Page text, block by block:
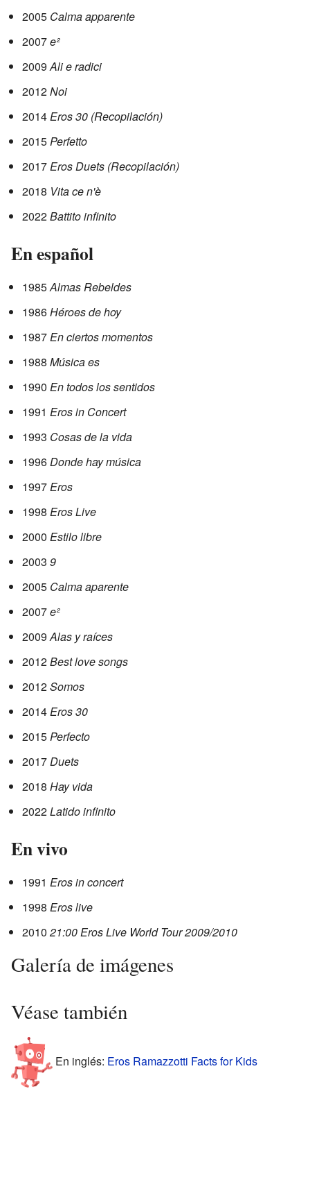
2005 Calma apparente
2007e²
2009 Ali e radici
2012Noi
2014 Eros 30 (Recopilación)
2015 Perfetto
2017 Eros Duets (Recopilación)
2018 Vita ce n'è
2022Battito infinito
En español
1985Almas Rebeldes
1986Héroes de hoy
1987 En ciertos momentos
1988 Música es
1990 En todos los sentidos
1991 Eros in Concert
1993 Cosas de la vida
1996 Donde hay música
1997 Eros
1998 Eros Live
2000 Estilo libre
2003 9
2005 Calma aparente
2007e²
2009 Alas y raíces
2012Best love songs
2012Somos
2014 Eros 30
2015 Perfecto
2017 Duets
2018 Hay vida
2022Latido infinito
En vivo
1991 Eros in concert
1998 Eros live
2010 21:00 Eros Live World Tour 2009/2010
Galería de imágenes
Véase también
En inglés: Eros Ramazzotti Facts for Kids